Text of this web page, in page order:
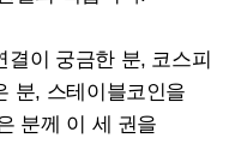
이 궁금한 분, 코스피
분, 스테이블코인을
분께 이 세 권을